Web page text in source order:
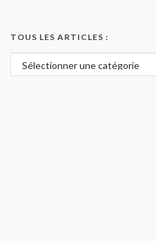
TOUS LES ARTICLES :
Tous les articles :